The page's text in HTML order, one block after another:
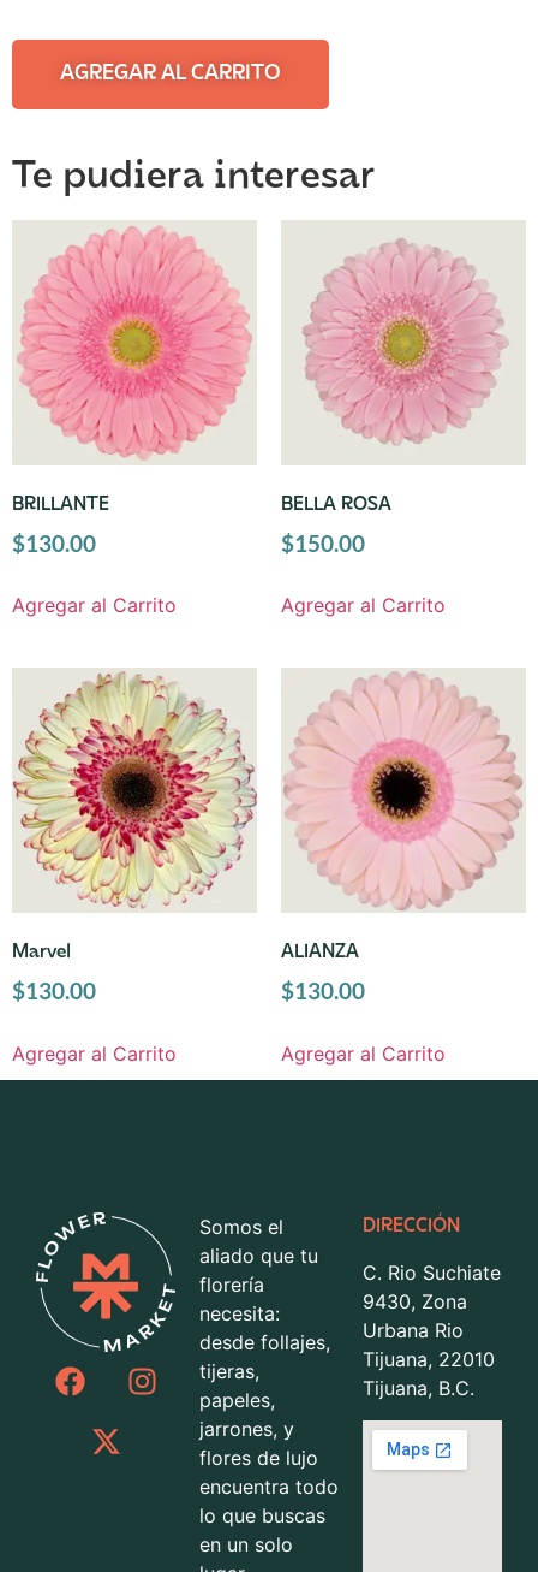
AGREGAR AL CARRITO
Te pudiera interesar
BRILLANTE
$130.00
Agregar al Carrito
BELLA ROSA
$150.00
Agregar al Carrito
Marvel
$130.00
Agregar al Carrito
ALIANZA
$130.00
Agregar al Carrito
Somos el
aliado que tu
florería
necesita:
desde follajes,
tijeras,
papeles,
jarrones, y
flores de lujo
encuentra todo
lo que buscas
en un solo
DIRECCIÓN
C. Rio Suchiate
9430, Zona
Urbana Rio
Tijuana, 22010
Tijuana, B.C.